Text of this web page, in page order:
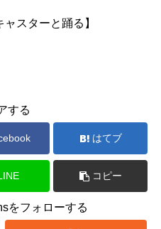
スターと踊る】
する
はてブ
コピー
をフォローする